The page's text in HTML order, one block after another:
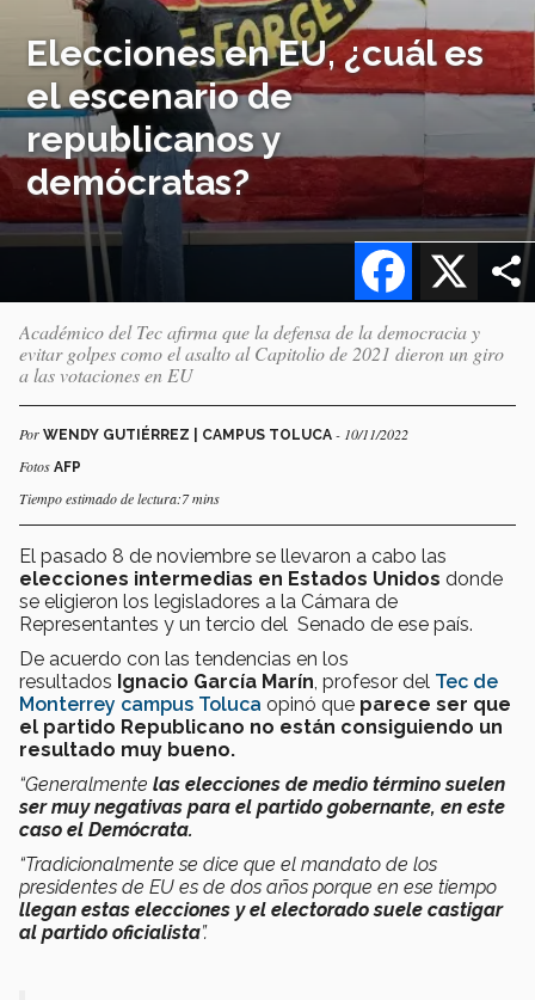
Elecciones en EU, ¿cuál es
el escenario de
republicanos y
demócratas?
X
Facebook
Académico del Tec afirma que la defensa de la democracia y
evitar golpes como el asalto al Capitolio de 2021 dieron un giro
a las votaciones en EU
Por WENDY GUTIÉRREZ | CAMPUS TOLUCA - 10/11/2022
Fotos AFP
Tiempo estimado de lectura:7 mins
El pasado 8 de noviembre se llevaron a cabo las
elecciones intermedias en Estados Unidos donde
se eligieron los legisladores a la Cámara de
Representantes y un tercio del Senado de ese país.
De acuerdo con las tendencias en los
resultados Ignacio García Marín , profesor del Tec de
Monterrey campus Toluca opinó que parece ser que
el partido Republicano no están consiguiendo un
resultado muy bueno.
“Generalmente las elecciones de medio término suelen
ser muy negativas para el partido gobernante, en este
caso el Demócrata.
“Tradicionalmente se dice que el mandato de los
presidentes de EU es de dos años porque en ese tiempo
llegan estas elecciones y el electorado suele castigar
al partido oficialista”.